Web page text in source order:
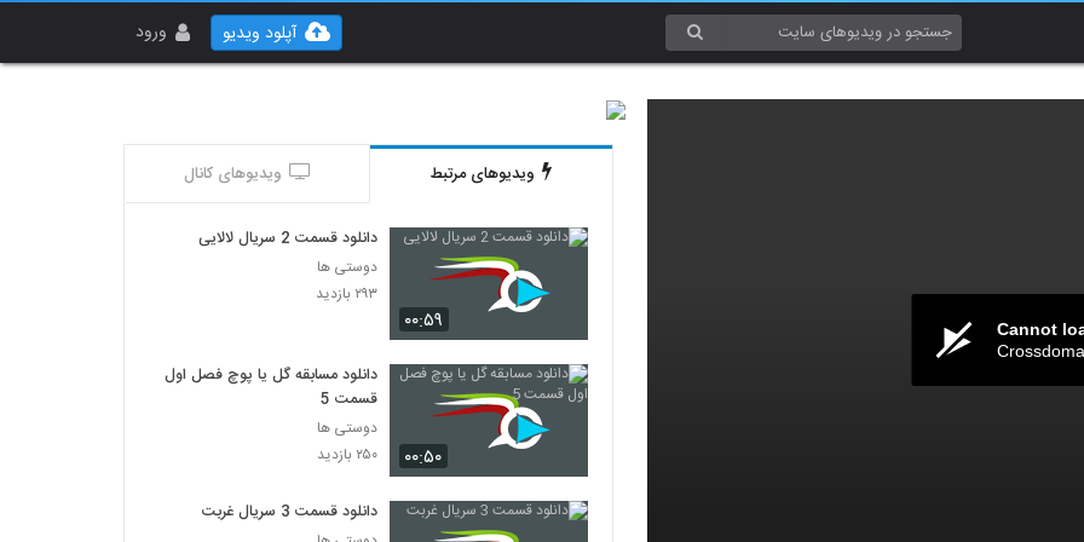
ورود آپلود ویدیو
Cannot
ویدیوهای مرتبط ویدیوهای کانال
۰۰:۵۹
دانلود قسمت 2 سریال لالایی
دوستی ها
۲۹۳ بازدید
۰۰:۵۰
دانلود مسابقه گل یا پوچ فصل اول
قسمت 5
دوستی ها
۲۵۰ بازدید
دانلود قسمت 3 سریال غربت